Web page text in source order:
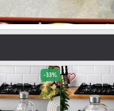
favorite_border
-33%